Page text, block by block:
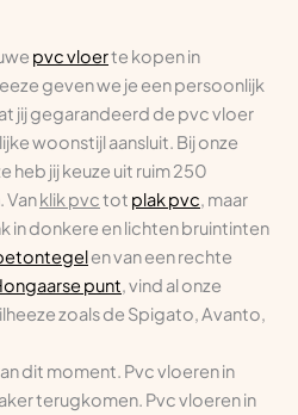
pvc vloerte kopen in
geven we je een persoonlijk
jij gegarandeerd de pvc vloer
woonstijl aansluit. Bij onze
heb jij keuze uit ruim 250
Vanklik pvctot plak pvc, maar
in donkere en lichten bruintinten
en van een rechte
punt, vind al onze
zoals de Spigato, Avanto,
dit moment. Pvc vloeren in
terugkomen. Pvc vloeren in